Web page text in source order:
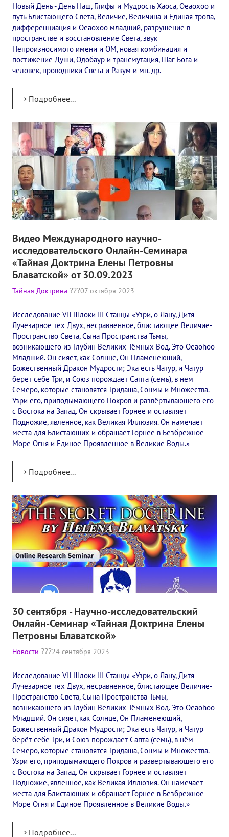
Плейлист "Выпуски рубрики «ТЕОСОФСКИЙ КВИЗИ»"
ПОДДЕРЖАТЬ ФОНД
Пожертвовать денежные средства
Стать волонтером
Стать партнером
Новый День - День Наш, Глифы и Мудрость Хаоса, Оеаохоо и
путь Блистающего Света, Величие, Величина и Единая тропа,
дифференциация и Оеаохоо младший, разрушение в
пространстве и восстановление Света, звук
Непроизносимого имени и ОМ, новая комбинация и
постижение Души, Одобаур и трансмутация, Шаг Бога и
человек, проводники Света и Разум и мн. др.
Подробнее...
Видео Международного научно-
исследовательского Онлайн-Семинара
«Тайная Доктрина Елены Петровны
Блаватской» от 30.09.2023
Тайная Доктрина 07 октября 2023
Исследование VII Шлоки III Станцы​ «Узри, о Лану, Дитя
Лучезарное тех Двух, несравненное, блистающее Величие-
Пространство Света, Сына Пространства Тьмы,
возникающего из Глубин Великих Тёмных Вод. Это Oeaohoo
Младший. Он сияет, как Солнце, Он Пламенеющий,
Божественный Дракон Мудрости; Эка есть Чатур, и Чатур
берёт себе Три, и Союз порождает Сапта (семь), в нём
Семеро, которые становятся Тридаша, Сонмы и Множества.
Узри его, приподымающего Покров и развёртывающего его
с Востока на Запад. Он скрывает Горнее и оставляет
Подножие, явленное, как Великая Иллюзия. Он намечает
места для Блистающих и обращает Горнее в Безбрежное
Море Огня и Единое Проявленное в Великие Воды.»
Подробнее...
30 сентября - Научно-исследовательский
Онлайн-Семинар «Тайная Доктрина Елены
Петровны Блаватской»
Новости 24 сентября 2023
Исследование VII Шлоки III Станцы «Узри, о Лану, Дитя
Лучезарное тех Двух, несравненное, блистающее Величие-
Пространство Света, Сына Пространства Тьмы,
возникающего из Глубин Великих Тёмных Вод. Это Oeaohoo
Младший. Он сияет, как Солнце, Он Пламенеющий,
Божественный Дракон Мудрости; Эка есть Чатур, и Чатур
берёт себе Три, и Союз порождает Сапта (семь), в нём
Семеро, которые становятся Тридаша, Сонмы и Множества.
Узри его, приподымающего Покров и развёртывающего его
с Востока на Запад. Он скрывает Горнее и оставляет
Подножие, явленное, как Великая Иллюзия. Он намечает
места для Блистающих и обращает Горнее в Безбрежное
Море Огня и Единое Проявленное в Великие Воды.»
Подробнее...